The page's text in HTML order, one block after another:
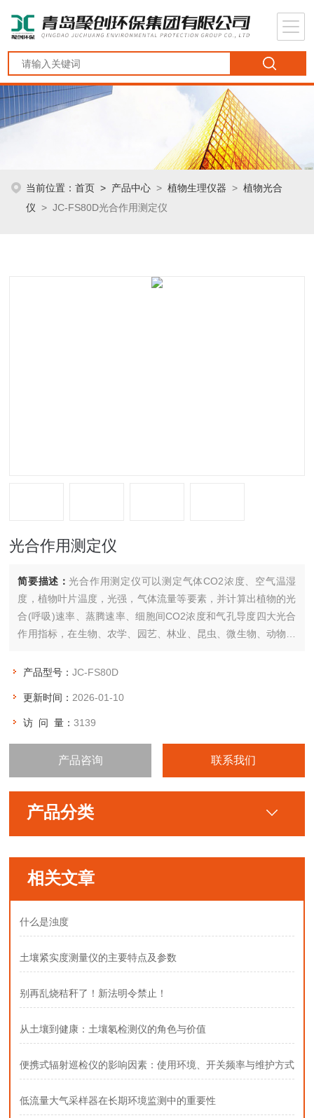
当前位置：首页 > 产品中心 >植物生理仪器 >植物光合
仪 > JC-FS80D光合作用测定仪
光合作用测定仪
简要描述：光合作用测定仪可以测定气体CO2浓度、空气温湿
度，植物叶片温度，光强，气体流量等要素，并计算出植物的光
合(呼吸)速率、蒸腾速率、细胞间CO2浓度和气孔导度四大光合
作用指标，在生物、农学、园艺、林业、昆虫、微生物、动物等
产品型号：JC-FS80D
更新时间： 2026-01-10
访 问 量：3139
产品咨询 联系我们
产品分类
相关文章
什么是浊度
土壤紧实度测量仪的主要特点及参数
别再乱烧秸秆了！新法明令禁止！
从土壤到健康：土壤氡检测仪的角色与价值
便携式辐射巡检仪的影响因素：使用环境、开关频率与维护方式
低流量大气采样器在长期环境监测中的重要性